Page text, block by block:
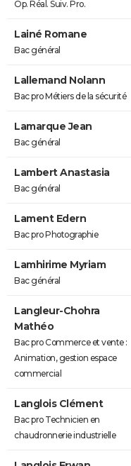
Op. Réal. Suiv. Pro.
Lainé Romane
Bac général
Lallemand Nolann
Bac pro Métiers de la sécurité
Lamarque Jean
Bac général
Lambert Anastasia
Bac général
Lament Edern
Bac pro Photographie
Lamhirime Myriam
Bac général
Langleur-Chohra
Mathéo
Bac pro Commerce et vente :
Animation, gestion espace
commercial
Langlois Clément
Bac pro Technicien en
chaudronnerie industrielle